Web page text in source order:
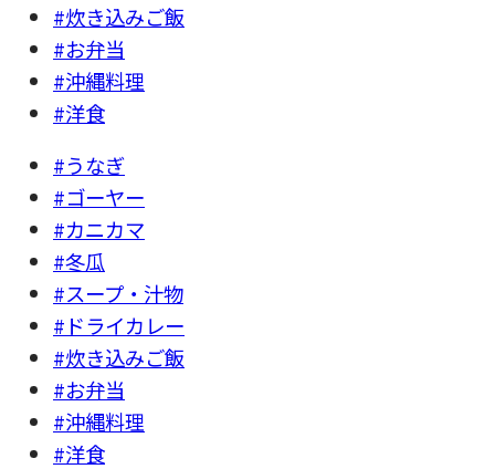
#炊き込みご飯
#お弁当
#沖縄料理
#洋食
#うなぎ
#ゴーヤー
#カニカマ
#冬瓜
#スープ・汁物
#ドライカレー
#炊き込みご飯
#お弁当
#沖縄料理
#洋食